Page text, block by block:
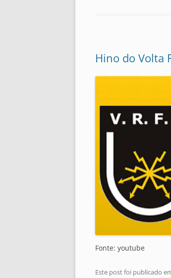
Hino do Volta
Fonte: youtube
Este post foi publicado